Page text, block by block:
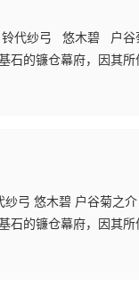
代纱弓 悠木碧 户谷
石的镰仓幕府，因其
正统继承人——北条
。 在逃亡抵达的诹访
克服重重苦难，逐渐
场捉迷
弓 悠木碧 户谷菊之介
石的镰仓幕府，因其
正统继承人——北条